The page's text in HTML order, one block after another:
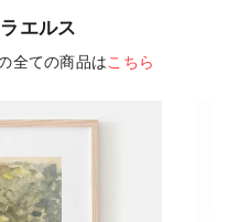
エルス
全ての商品はこちら